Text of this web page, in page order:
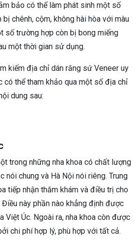
bảo có thể làm phát sinh một số
chênh, cộm, không hài hòa với màu
số trường hợp còn bị bong miếng
một thời gian sử dụng.
kiếm địa chỉ dán răng sứ Veneer uy
có thể tham khảo qua một số địa chỉ
dung sau:
trong những nha khoa có chất lượng
nói chung và Hà Nội nói riêng. Trung
tiếp nhận thăm khám và điều trị cho
Điều này phần nào khẳng định được
Việt Úc. Ngoài ra, nha khoa còn được
chi phí hợp lý, phù hợp với tất cả.